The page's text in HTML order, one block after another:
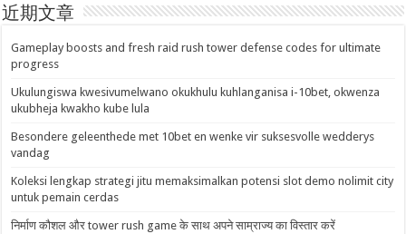
近期文章
Gameplay boosts and fresh raid rush tower defense codes for ultimate
progress
Ukulungiswa kwesivumelwano okukhulu kuhlanganisa i-10bet, okwenza
ukubheja kwakho kube lula
Besondere geleenthede met 10bet en wenke vir suksesvolle wedderys
vandag
Koleksi lengkap strategi jitu memaksimalkan potensi slot demo nolimit city
untuk pemain cerdas
निर्माण कौशल और tower rush game के साथ अपने साम्राज्य का विस्तार करें